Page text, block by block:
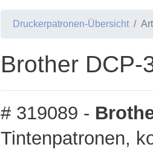
Druckerpatronen-Übersicht
Brother DCP-
# 319089 -
Tintenpatronen,